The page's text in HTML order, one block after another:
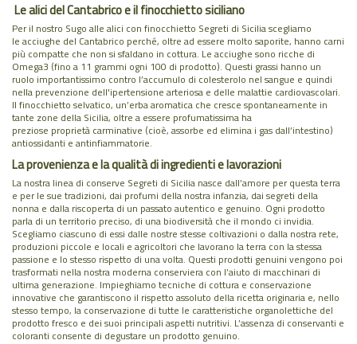
Le alici del Cantabrico e il finocchietto siciliano
Per il nostro Sugo alle alici con finocchietto Segreti di Sicilia scegliamo
le acciughe del Cantabrico perché, oltre ad essere molto saporite, hanno carni
più compatte che non si sfaldano in cottura. Le acciughe sono ricche di
Omega3 (fino a 11 grammi ogni 100 di prodotto). Questi grassi hanno un
ruolo importantissimo contro l’accumulo di colesterolo nel sangue e quindi
nella prevenzione dell'ipertensione arteriosa e delle malattie cardiovascolari.
Il finocchietto selvatico, un’erba aromatica che cresce spontaneamente in
tante zone della Sicilia, oltre a essere profumatissima ha
preziose proprietà carminative (cioè, assorbe ed elimina i gas dall’intestino)
antiossidanti e antinfiammatorie.
La provenienza e la qualità di ingredienti e lavorazioni
La nostra linea di conserve Segreti di Sicilia nasce dall’amore per questa terra
e per le sue tradizioni, dai profumi della nostra infanzia, dai segreti della
nonna e dalla riscoperta di un passato autentico e genuino. Ogni prodotto
parla di un territorio preciso, di una biodiversità che il mondo ci invidia.
Scegliamo ciascuno di essi dalle nostre stesse coltivazioni o dalla nostra rete,
produzioni piccole e locali e agricoltori che lavorano la terra con la stessa
passione e lo stesso rispetto di una volta. Questi prodotti genuini vengono poi
trasformati nella nostra moderna conserviera con l’aiuto di macchinari di
ultima generazione. Impieghiamo tecniche di cottura e conservazione
innovative che garantiscono il rispetto assoluto della ricetta originaria e, nello
stesso tempo, la conservazione di tutte le caratteristiche organolettiche del
prodotto fresco e dei suoi principali aspetti nutritivi. L’assenza di conservanti e
coloranti consente di degustare un prodotto genuino.